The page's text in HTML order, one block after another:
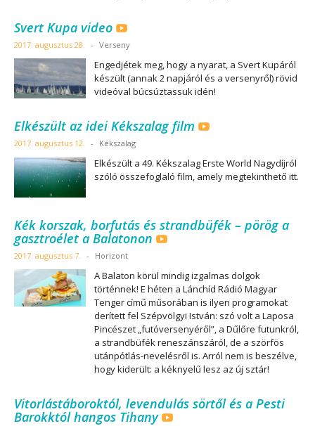
Svert Kupa video
2017. augusztus 28. - Verseny
Engedjétek meg, hogy a nyarat, a Svert Kupáról
készült (annak 2 napjáról és a versenyről) rövid
videóval búcsúztassuk idén!
Elkészült az idei Kékszalag film
2017. augusztus 12. - Kékszalag
Elkészült a 49. Kékszalag Erste World Nagydíjról
szóló összefoglaló film, amely megtekinthető itt.
Kék korszak, borfutás és strandbüfék – pörög a
gasztroélet a Balatonon
2017. augusztus 7. - Horizont
A Balaton körül mindig izgalmas dolgok
történnek! E héten a Lánchíd Rádió Magyar
Tenger című műsorában is ilyen programokat
derített fel Szépvölgyi István: szó volt a Laposa
Pincészet „futóversenyéről”, a Dűlőre futunkról,
a strandbüfék reneszánszáról, de a szörfös
utánpótlás-nevelésről is. Arról nem is beszélve,
hogy kiderült: a kéknyelű lesz az új sztár!
Vitorlástáboroktól, levendulás sörtől és a Pesti
Barokktól hangos Tihany